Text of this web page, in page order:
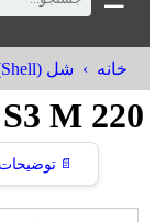
خانه شل (Shell)
M 220
📄 توضیحات